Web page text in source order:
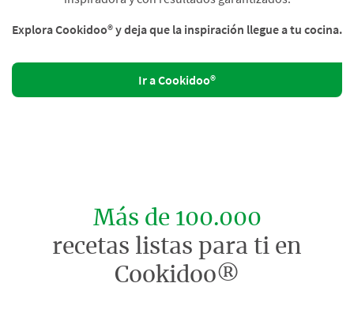
Explora Cookidoo® y deja que la inspiración llegue a tu cocina.
Ir a Cookidoo®
Más de 100.000
recetas listas para ti en
Cookidoo®